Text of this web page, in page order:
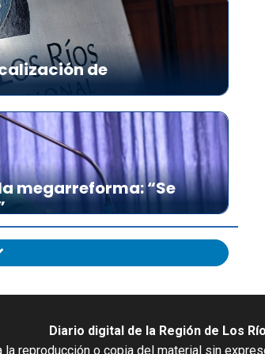
de
megarreforma: “Se
Diario digital de la Región de Los
la reproducción o copia del material sin